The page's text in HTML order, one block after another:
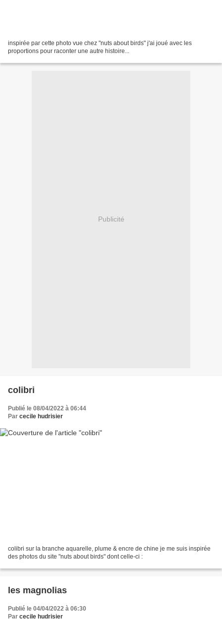
inspirée par cette photo vue chez "nuts about birds" j'ai joué avec les
proportions pour raconter une autre histoire...
Publicité
colibri
Publié le 08/04/2022 à 06:44
Par cecile hudrisier
colibri sur la branche aquarelle, plume & encre de chine je me suis inspirée
des photos du site "nuts about birds" dont celle-ci :
les magnolias
Publié le 04/04/2022 à 06:30
Par cecile hudrisier